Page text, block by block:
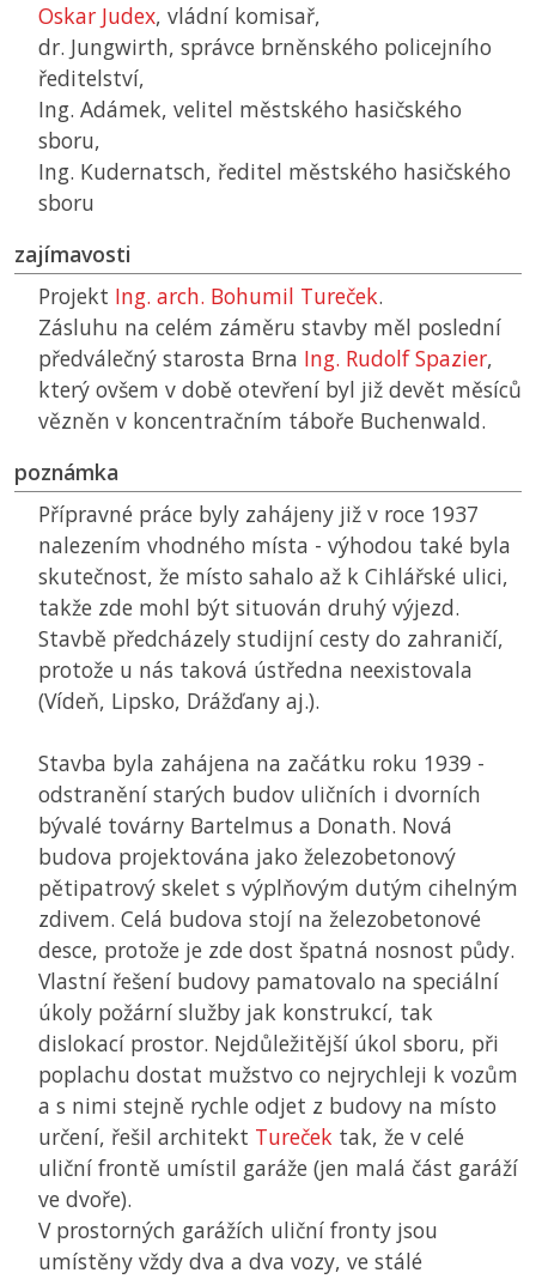
Oskar Judex, vládní komisař,
dr. Jungwirth, správce brněnského policejního
ředitelství,
Ing. Adámek, velitel městského hasičského
sboru,
Ing. Kudernatsch, ředitel městského hasičského
sboru
zajímavosti
Projekt Ing. arch. Bohumil Tureček.
Zásluhu na celém záměru stavby měl poslední
předválečný starosta Brna Ing. Rudolf Spazier,
který ovšem v době otevření byl již devět měsíců
vězněn v koncentračním táboře Buchenwald.
poznámka
Přípravné práce byly zahájeny již v roce 1937
nalezením vhodného místa - výhodou také byla
skutečnost, že místo sahalo až k Cihlářské ulici,
takže zde mohl být situován druhý výjezd.
Stavbě předcházely studijní cesty do zahraničí,
protože u nás taková ústředna neexistovala
(Vídeň, Lipsko, Drážďany aj.).
Stavba byla zahájena na začátku roku 1939 -
odstranění starých budov uličních i dvorních
bývalé továrny Bartelmus a Donath. Nová
budova projektována jako železobetonový
pětipatrový skelet s výplňovým dutým cihelným
zdivem. Celá budova stojí na železobetonové
desce, protože je zde dost špatná nosnost půdy.
Vlastní řešení budovy pamatovalo na speciální
úkoly požární služby jak konstrukcí, tak
dislokací prostor. Nejdůležitější úkol sboru, při
poplachu dostat mužstvo co nejrychleji k vozům
a s nimi stejně rychle odjet z budovy na místo
určení, řešil architekt Tureček tak, že v celé
uliční frontě umístil garáže (jen malá část garáží
ve dvoře).
V prostorných garážích uliční fronty jsou
umístěny vždy dva a dva vozy, ve stálé